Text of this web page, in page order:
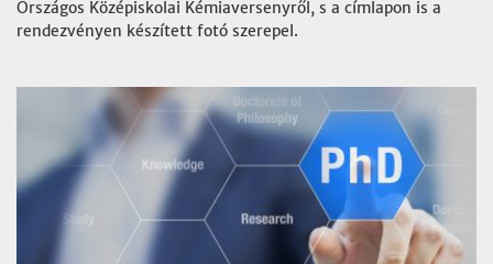
Országos Középiskolai Kémiaversenyről, s a címlapon is a
rendezvényen készített fotó szerepel.